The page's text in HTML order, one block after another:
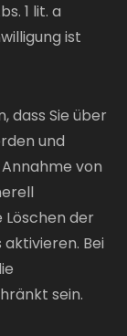
1 lit. a
ist
dass Sie über
und
von
Löschen der
Bei
sein.